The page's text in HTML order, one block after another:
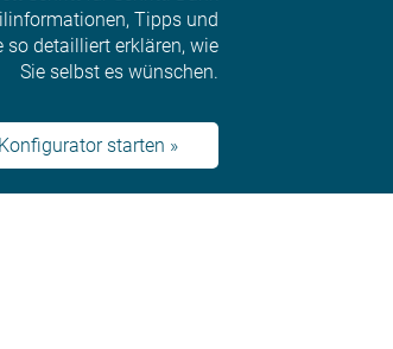
Tipps und
so detailliert erklären, wie
Sie selbst es wünschen.
Konfigurator starten »